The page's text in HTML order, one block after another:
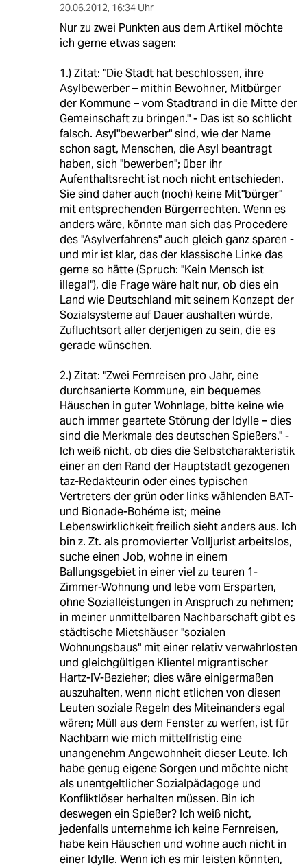
20.06.2012, 16:34 Uhr
Nur zu zwei Punkten aus dem Artikel möchte
ich gerne etwas sagen:
1.) Zitat: "Die Stadt hat beschlossen, ihre
Asylbewerber – mithin Bewohner, Mitbürger
der Kommune – vom Stadtrand in die Mitte der
Gemeinschaft zu bringen." - Das ist so schlicht
falsch. Asyl"bewerber" sind, wie der Name
schon sagt, Menschen, die Asyl beantragt
haben, sich "bewerben"; über ihr
Aufenthaltsrecht ist noch nicht entschieden.
Sie sind daher auch (noch) keine Mit"bürger"
mit entsprechenden Bürgerrechten. Wenn es
anders wäre, könnte man sich das Procedere
des "Asylverfahrens" auch gleich ganz sparen -
und mir ist klar, das der klassische Linke das
gerne so hätte (Spruch: "Kein Mensch ist
illegal"), die Frage wäre halt nur, ob dies ein
Land wie Deutschland mit seinem Konzept der
Sozialsysteme auf Dauer aushalten würde,
Zufluchtsort aller derjenigen zu sein, die es
gerade wünschen.
2.) Zitat: "Zwei Fernreisen pro Jahr, eine
durchsanierte Kommune, ein bequemes
Häuschen in guter Wohnlage, bitte keine wie
auch immer geartete Störung der Idylle – dies
sind die Merkmale des deutschen Spießers." -
Ich weiß nicht, ob dies die Selbstcharakteristik
einer an den Rand der Hauptstadt gezogenen
taz-Redakteurin oder eines typischen
Vertreters der grün oder links wählenden BAT-
und Bionade-Bohéme ist; meine
Lebenswirklichkeit freilich sieht anders aus. Ich
bin z. Zt. als promovierter Volljurist arbeitslos,
suche einen Job, wohne in einem
Ballungsgebiet in einer viel zu teuren 1-
Zimmer-Wohnung und lebe vom Ersparten,
ohne Sozialleistungen in Anspruch zu nehmen;
in meiner unmittelbaren Nachbarschaft gibt es
städtische Mietshäuser "sozialen
Wohnungsbaus" mit einer relativ verwahrlosten
und gleichgültigen Klientel migrantischer
Hartz-IV-Bezieher; dies wäre einigermaßen
auszuhalten, wenn nicht etlichen von diesen
Leuten soziale Regeln des Miteinanders egal
wären; Müll aus dem Fenster zu werfen, ist für
Nachbarn wie mich mittelfristig eine
unangenehm Angewohnheit dieser Leute. Ich
habe genug eigene Sorgen und möchte nicht
als unentgeltlicher Sozialpädagoge und
Konfliktlöser herhalten müssen. Bin ich
deswegen ein Spießer? Ich weiß nicht,
jedenfalls unternehme ich keine Fernreisen,
habe kein Häuschen und wohne auch nicht in
einer Idylle. Wenn ich es mir leisten könnten,